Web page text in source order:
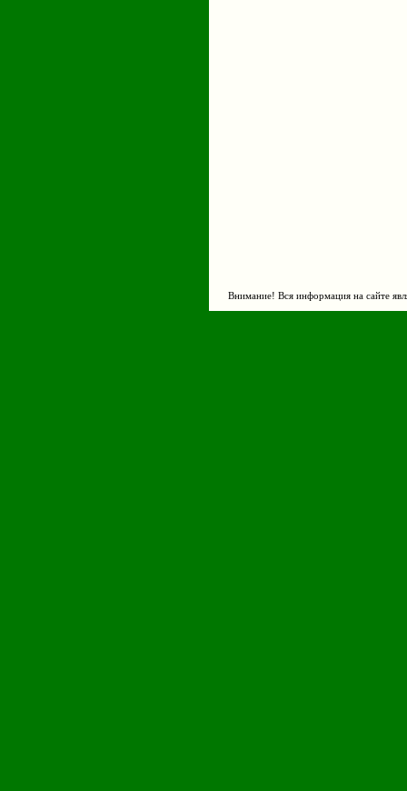
Внимание! Вся информация на сайте